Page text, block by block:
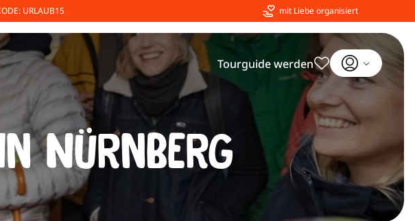
URLAUB15 mit Liebe organisiert
Tourguide werden
Nürnberg